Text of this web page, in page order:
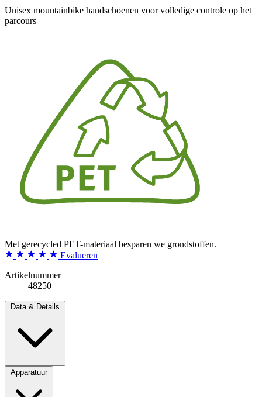
Unisex mountainbike handschoenen voor volledige controle op het
parcours
Met gerecycled PET-materiaal besparen we grondstoffen.
Evalueren
Artikelnummer
48250
Data & Details
Apparatuur